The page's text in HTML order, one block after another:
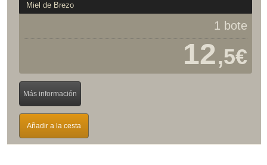
Miel de Brezo
1 bote
12,5€
Más información
Añadir a la cesta